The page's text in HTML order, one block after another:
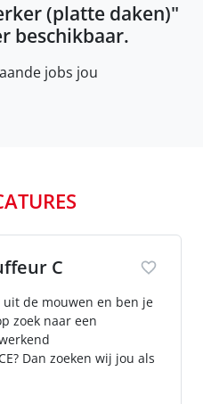
(platte daken)"
beschikbaar.
jobs jou
C
de mouwen en ben je
zoek naar een
Dan zoeken wij jou als